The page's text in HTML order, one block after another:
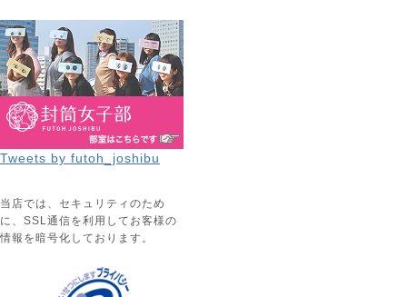
Tweets by futoh_joshibu
当店では、セキュリティのため
に、SSL通信を利用してお客様の
情報を暗号化しております。